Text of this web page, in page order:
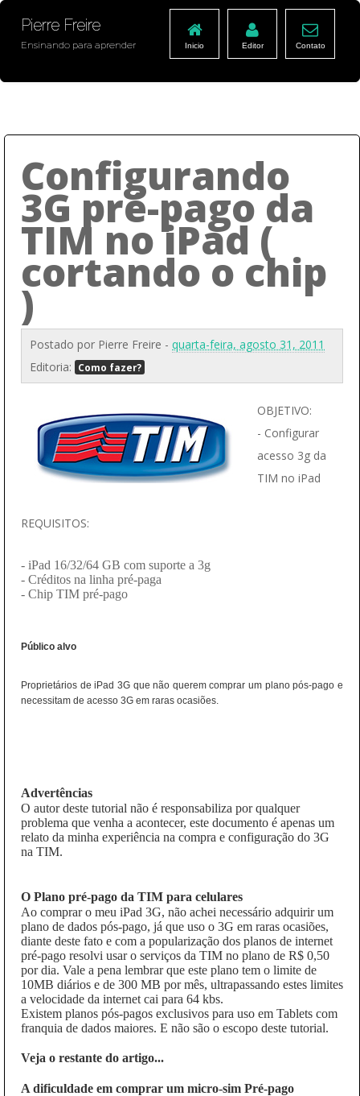
Pierre Freire
Ensinando para aprender Inicio Editor Contato
Configurando
3G pré-pago da
TIM no iPad (
cortando o chip
)
Postado por Pierre Freire - quarta-feira, agosto 31, 2011
Editoria:
Como fazer?
OBJETIVO:
- Configurar
acesso 3g da
TIM no iPad
REQUISITOS:
- iPad 16/32/64 GB com suporte a 3g
- Créditos na linha pré-paga
- Chip TIM pré-pago
Público alvo
Proprietários de iPad 3G que não querem comprar um plano pós-pago e
necessitam de acesso 3G em raras ocasiões.
Advertências
O autor deste tutorial não é responsabiliza por qualquer
problema que venha a acontecer, este documento é apenas um
relato da minha experiência na compra e configuração do 3G
na TIM.
O Plano pré-pago da TIM para celulares
Ao comprar o meu iPad 3G, não achei necessário adquirir um
plano de dados pós-pago, já que uso o 3G em raras ocasiões,
diante deste fato e com a popularização dos planos de internet
pré-pago resolvi usar o serviços da TIM no plano de R$ 0,50
por dia. Vale a pena lembrar que este plano tem o limite de
10MB diários e de 300 MB por mês, ultrapassando estes limites
a velocidade da internet cai para 64 kbs.
Existem planos pós-pagos exclusivos para uso em Tablets com
franquia de dados maiores. E não são o escopo deste tutorial.
Veja o restante do artigo...
A dificuldade em comprar um micro-sim Pré-pago